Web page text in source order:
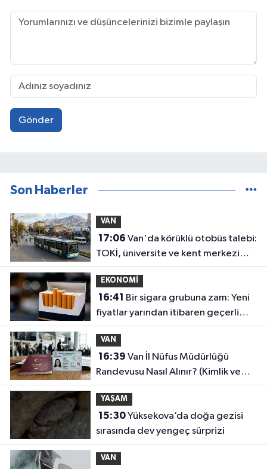
Gönder
Son Haberler
VAN
17:06
TOKİ, üniversite ve kent merkezi
hattında yoğunluk artıyor
EKONOMİ
16:41
fiyatlar yarından itibaren geçerli
olacak
VAN
16:39
Randevusu Nasıl Alınır? (Kimlik ve
Pasaport Yenileme)
YAŞAM
15:30Yüksekova’da doğa gezisi
sırasında dev yengeç sürprizi
VAN